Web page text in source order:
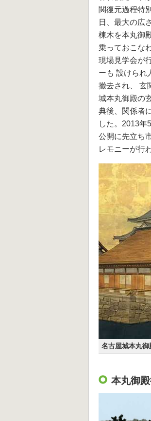
関復元過程特
日、最大の広
棟木を本丸御
乗っておこな
現場見学会が
ーも 設けられ
撤去され、 玄
城本丸御殿の
典後、関係者
した。2013年
公開に先立ち
レモニーが行
名古屋城本丸御
本丸御殿